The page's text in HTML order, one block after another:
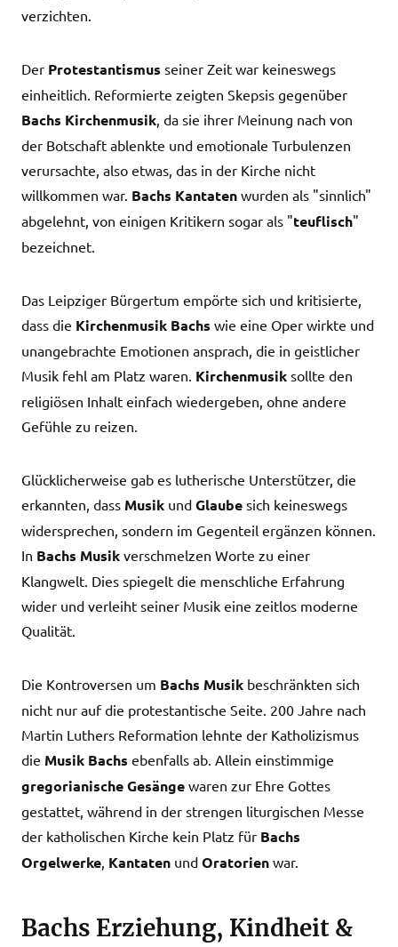
verzichten.
Der Protestantismus seiner Zeit war keineswegs
einheitlich. Reformierte zeigten Skepsis gegenüber
Bachs Kirchenmusik, da sie ihrer Meinung nach von
der Botschaft ablenkte und emotionale Turbulenzen
verursachte, also etwas, das in der Kirche nicht
willkommen war. Bachs Kantaten wurden als "sinnlich"
abgelehnt, von einigen Kritikern sogar als "teuflisch"
bezeichnet.
Das Leipziger Bürgertum empörte sich und kritisierte,
dass die Kirchenmusik Bachs wie eine Oper wirkte und
unangebrachte Emotionen ansprach, die in geistlicher
Musik fehl am Platz waren. Kirchenmusik sollte den
religiösen Inhalt einfach wiedergeben, ohne andere
Gefühle zu reizen.
Glücklicherweise gab es lutherische Unterstützer, die
erkannten, dass Musik und Glaube sich keineswegs
widersprechen, sondern im Gegenteil ergänzen können.
In Bachs Musik verschmelzen Worte zu einer
Klangwelt. Dies spiegelt die menschliche Erfahrung
wider und verleiht seiner Musik eine zeitlos moderne
Qualität.
Die Kontroversen um Bachs Musik beschränkten sich
nicht nur auf die protestantische Seite. 200 Jahre nach
Martin Luthers Reformation lehnte der Katholizismus
die Musik Bachs ebenfalls ab. Allein einstimmige
gregorianische Gesänge waren zur Ehre Gottes
gestattet, während in der strengen liturgischen Messe
der katholischen Kirche kein Platz für Bachs
Orgelwerke, Kantaten und Oratorien war.
Bachs Erziehung, Kindheit &